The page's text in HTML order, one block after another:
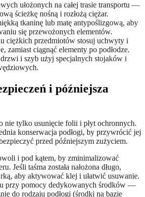
ułożonych na całej trasie transportu —
ścieżkę nośną i rozłożą ciężar.
tkaninę lub matę antypoślizgową, aby
się przewożonych elementów.
ciężkich przedmiotów stosuj uchwyty i
zamiast ciągnąć elementy po podłodze.
i szyb użyj specjalnych stojaków i
i późniejsza
nie tylko usunięcie folii i płyt ochronnych.
konserwacja podłogi, by przywrócić jej
przed późniejszym zużyciem.
i pod kątem, by zminimalizować
Jeśli taśma została nałożona długo,
aby aktywować klej i ułatwić usuwanie.
przy pomocy dedykowanych środków —
do rodzaju podłogi (środki na bazie